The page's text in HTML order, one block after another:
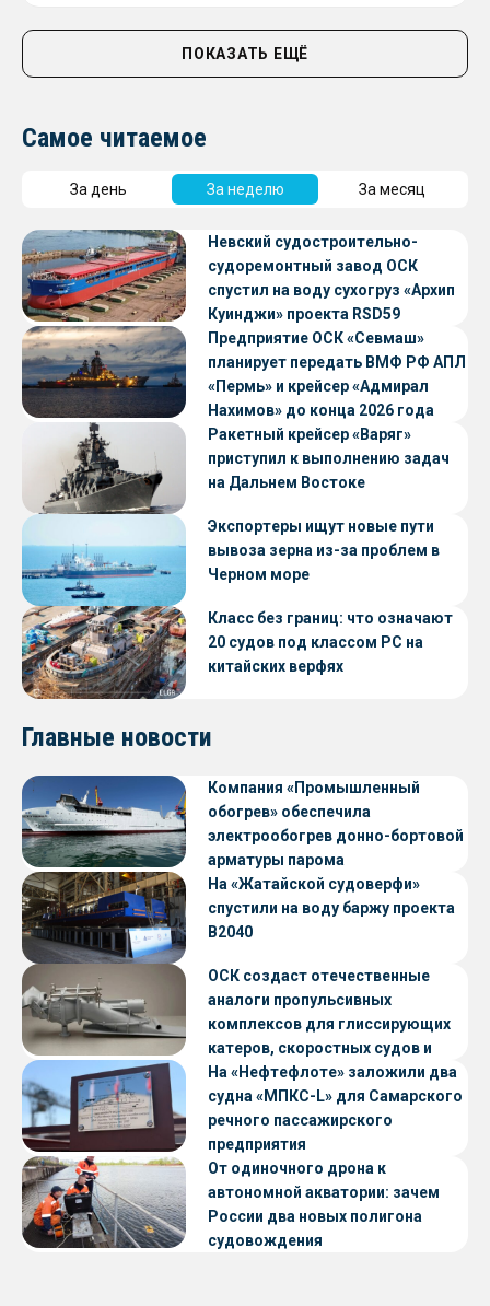
ПОКАЗАТЬ ЕЩЁ
Самое читаемое
За день За неделю За месяц
Невский судостроительно-
судоремонтный завод ОСК
спустил на воду сухогруз «Архип
Куинджи» проекта RSD59
Предприятие ОСК «Севмаш»
планирует передать ВМФ РФ АПЛ
«Пермь» и крейсер «Адмирал
Нахимов» до конца 2026 года
Ракетный крейсер «Варяг»
приступил к выполнению задач
на Дальнем Востоке
Экспортеры ищут новые пути
вывоза зерна из-за проблем в
Черном море
Класс без границ: что означают
20 судов под классом РС на
китайских верфях
Главные новости
Компания «Промышленный
обогрев» обеспечила
электрообогрев донно-бортовой
арматуры парома
«Петропавловск» проекта CNF22
На «Жатайской судоверфи»
спустили на воду баржу проекта
В2040
ОСК создаст отечественные
аналоги пропульсивных
комплексов для глиссирующих
катеров, скоростных судов и
судов с малой осадкой
На «Нефтефлоте» заложили два
судна «МПКС-L» для Самарского
речного пассажирского
предприятия
От одиночного дрона к
автономной акватории: зачем
России два новых полигона
судовождения